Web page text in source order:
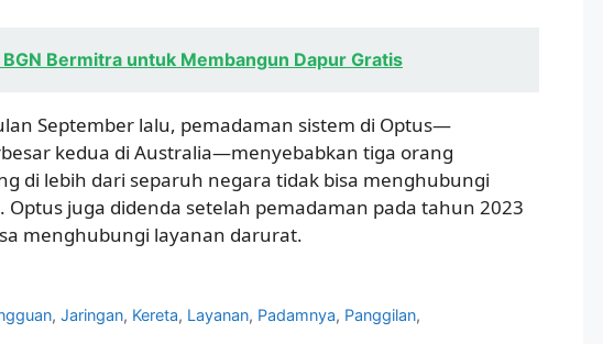
Bermitra untuk Membangun Dapur Gratis
September lalu, pemadaman sistem di Optus—
kedua di Australia—menyebabkan tiga orang
di lebih dari separuh negara tidak bisa menghubungi
juga didenda setelah pemadaman pada tahun 2023
menghubungi layanan darurat.
,Jaringan, Kereta, Layanan, Padamnya, Panggilan,